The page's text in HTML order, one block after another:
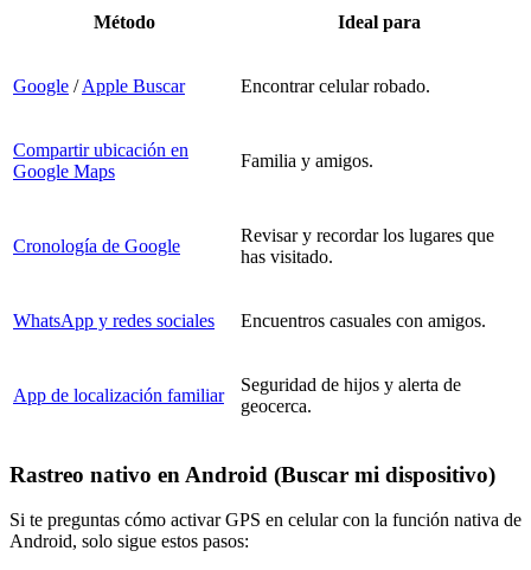
Método Ideal para
Google /Apple Buscar Encontrar celular robado.
Compartir ubicación en
Google Maps
Familia y amigos.
Cronología de Google
Revisar y recordar los lugares que
has visitado.
WhatsApp y redes sociales Encuentros casuales con amigos.
App de localización familiar
Seguridad de hijos y alerta de
geocerca.
Rastreo nativo en Android (Buscar mi dispositivo)
Si te preguntas cómo activar GPS en celular con la función nativa de
Android, solo sigue estos pasos: